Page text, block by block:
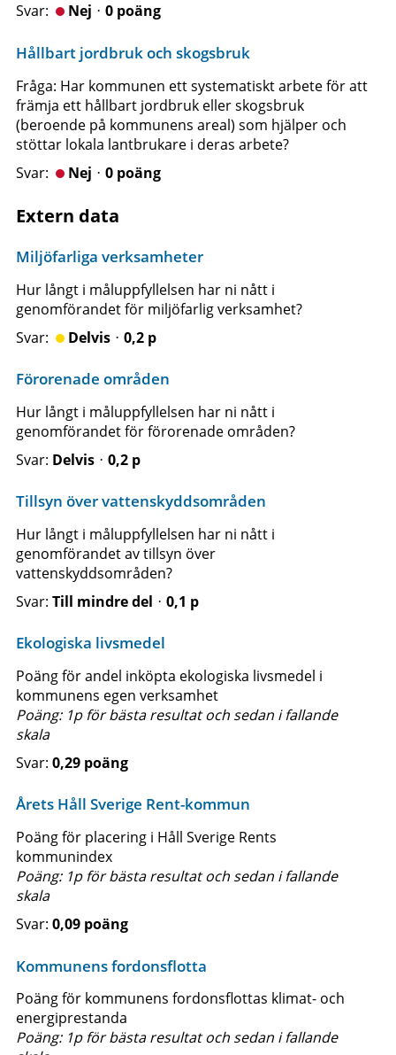
Nejᆞ0 poäng
Hållbart jordbruk och skogsbruk
Fråga: Har kommunen ett systematiskt arbete för att
främja ett hållbart jordbruk eller skogsbruk
(beroende på kommunens areal) som hjälper och
stöttar lokala lantbrukare i deras arbete?
Nejᆞ0 poäng
Extern data
Miljöfarliga verksamheter
Hur långt i måluppfyllelsen har ni nått i
genomförandet för miljöfarlig verksamhet?
Delvisᆞ0,2 p
Förorenade områden
Hur långt i måluppfyllelsen har ni nått i
genomförandet för förorenade områden?
Delvisᆞ0,2 p
Tillsyn över vattenskyddsområden
Hur långt i måluppfyllelsen har ni nått i
genomförandet av tillsyn över
vattenskyddsområden?
Till mindre delᆞ0,1 p
Ekologiska livsmedel
Poäng för andel inköpta ekologiska livsmedel i
kommunens egen verksamhet
Poäng: 1p för bästa resultat och sedan i fallande
skala
0,29 poäng
Årets Håll Sverige Rent-kommun
Poäng för placering i Håll Sverige Rents
kommunindex
Poäng: 1p för bästa resultat och sedan i fallande
skala
0,09 poäng
Kommunens fordonsflotta
Poäng för kommunens fordonsflottas klimat- och
energiprestanda
Poäng: 1p för bästa resultat och sedan i fallande